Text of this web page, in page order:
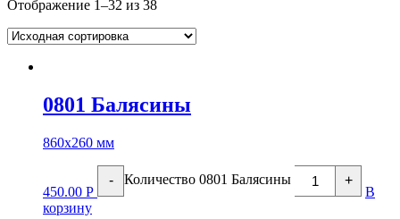
Отображение 1–32 из 38
0801 Балясины
860х260 мм
450.00 Р
- Количество 0801 Балясины +
В
корзину